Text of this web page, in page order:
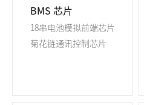
BMS 芯片
18串电池模拟前端芯片
菊花链通讯控制芯片